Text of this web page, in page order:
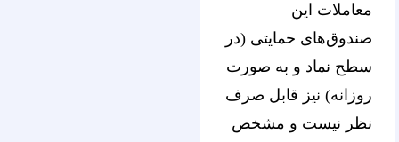
معاملات این
صندوق‌های حمایتی (در
سطح نماد و به صورت
روزانه) نیز قابل صرف
نظر نیست و مشخص